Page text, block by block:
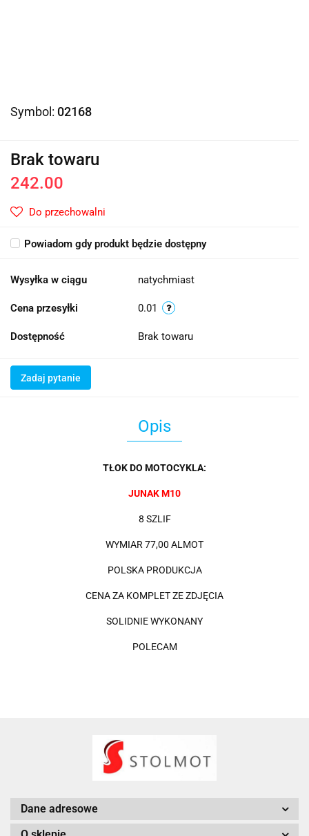
Symbol: 02168
Brak towaru
242.00
Do przechowalni
Powiadom gdy produkt będzie dostępny
Wysyłka w ciągu natychmiast
Cena przesyłki 0.01
Dostępność Brak towaru
Zadaj pytanie
Opis
TŁOK DO MOTOCYKLA:
JUNAK M10
8 SZLIF
WYMIAR 77,00 ALMOT
POLSKA PRODUKCJA
CENA ZA KOMPLET ZE ZDJĘCIA
SOLIDNIE WYKONANY
POLECAM
Dane adresowe